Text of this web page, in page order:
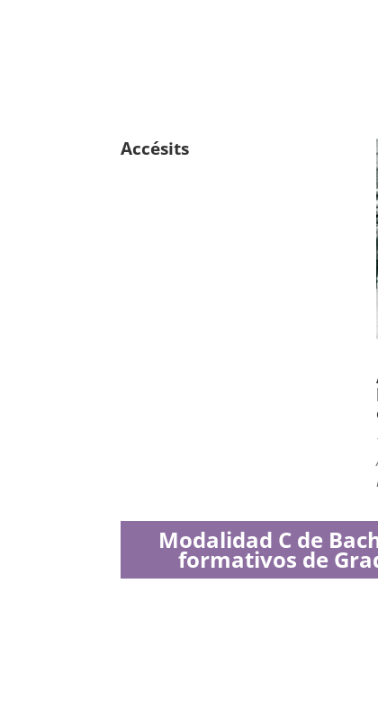
Accésits
Modalidad C de
formativos de